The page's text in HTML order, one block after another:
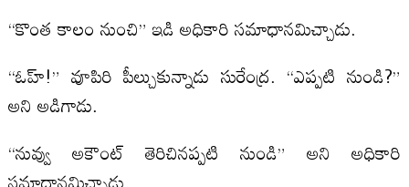
“కొంత కాలం నుంచి” ఇడి అధికారి సమాధానమిచ్చాడు.
“ఓహ్!” వూపిరి పీల్చుకున్నాడు సురేంద్ర. “ఎప్పటి నుండి?”
అని అడిగాడు.
“నువ్వు అకౌంట్ తెరిచినప్పటి నుండి” అని అధికారి